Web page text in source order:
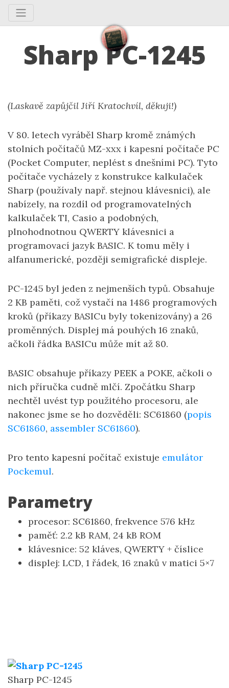
Sharp PC-1245
(Laskavě zapůjčil Jiří Kratochvíl, děkuji!)
V 80. letech vyráběl Sharp kromě známých
stolních počítačů MZ-xxx i kapesní počítače PC
(Pocket Computer, neplést s dnešními PC). Tyto
počítače vycházely z konstrukce kalkulaček
Sharp (používaly např. stejnou klávesnici), ale
nabízely, na rozdíl od programovatelných
kalkulaček TI, Casio a podobných,
plnohodnotnou QWERTY klávesnici a
programovací jazyk BASIC. K tomu měly i
alfanumerické, později semigrafické displeje.
PC-1245 byl jeden z nejmenších typů. Obsahuje
2 KB paměti, což vystačí na 1486 programových
kroků (příkazy BASICu byly tokenizovány) a 26
proměnných. Displej má pouhých 16 znaků,
ačkoli řádka BASICu může mít až 80.
BASIC obsahuje příkazy PEEK a POKE, ačkoli o
nich příručka cudně mlčí. Zpočátku Sharp
nechtěl uvést typ použitého procesoru, ale
nakonec jsme se ho dozvěděli: SC61860 (popis
SC61860, assembler SC61860).
Pro tento kapesní počítač existuje emulátor
Pockemul.
Parametry
procesor: SC61860, frekvence 576 kHz
paměť: 2.2 kB RAM, 24 kB ROM
klávesnice: 52 kláves, QWERTY + číslice
displej: LCD, 1 řádek, 16 znaků v matici 5×7
Sharp PC-1245